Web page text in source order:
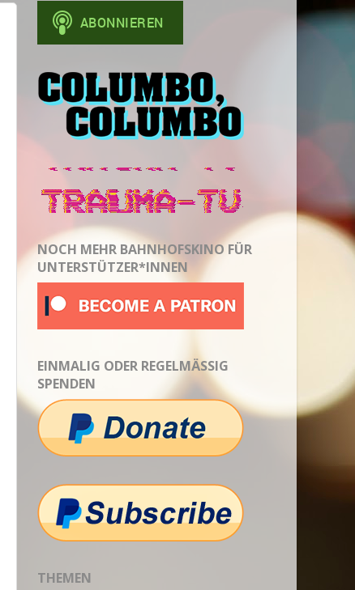
NOCH MEHR BAHNHOFSKINO FÜR
UNTERSTÜTZER*INNEN
EINMALIG ODER REGELMÄSSIG S
PENDEN
THEMEN